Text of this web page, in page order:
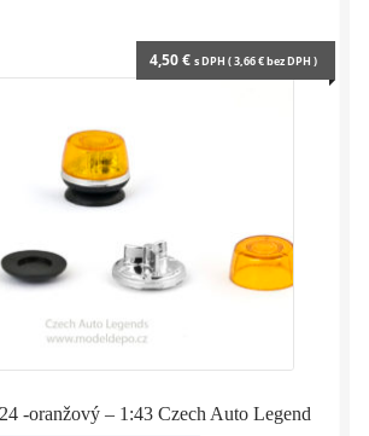
-oranžový – 1:43 Czech Auto Legend
4,50€ s DPH (3,66€bez DPH )